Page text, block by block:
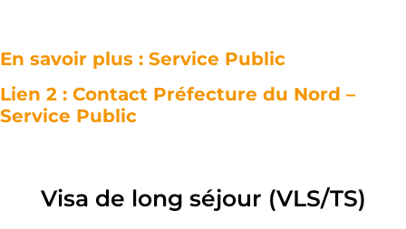
En savoir plus : Service Public
Lien 2 : Contact Préfecture du Nord –
Service Public
Visa de long séjour (VLS/TS)